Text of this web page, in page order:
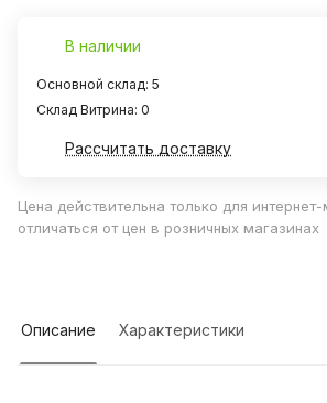
В наличии
Основной склад: 5
Склад Витрина: 0
Рассчитать доставку
Цена действительна только для
отличаться от цен в розничных магазинах
Описание Характеристики